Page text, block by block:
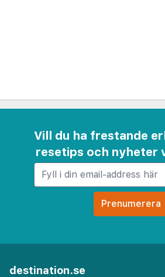
affärer eller nöje, erbjuder
modern komfort i stadens hjärta.
Vill du ha frestande
resetips och nyheter
destination.se